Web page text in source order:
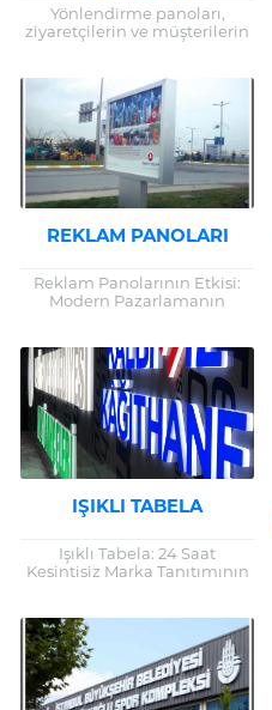
Yönlendirme panoları,
ziyaretçilerin ve müşterilerin
bulmalarını sağlayan kritik
unsurlardır. Bu yazıda,
yönlendirme panolarının...
REKLAM PANOLARI
Reklam Panolarının Etkisi:
Modern Pazarlamanın
kitleleriyle iletişim
kurmasında etkili bir araç
olmaya devam ediyor....
IŞIKLI TABELA
Işıklı Tabela: 24 Saat
Kesintisiz Marka Tanıtımının
piyasada ayakta kalabilmesi
ve rekabette öne çıkabilmesi
için...